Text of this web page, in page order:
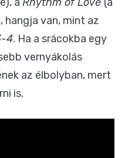
hangja van, mint az
4. Ha a srácokba egy
vernyákolás
az élbolyban, mert
is.